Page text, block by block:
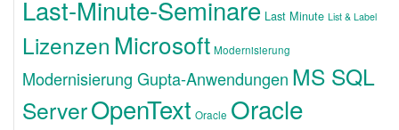
Last-Minute-Seminare Last Minute List & Label
Lizenzen Microsoft Modernisierung
Modernisierung Gupta-Anwendungen MS SQL
ServerOpenText Oracle Oracle